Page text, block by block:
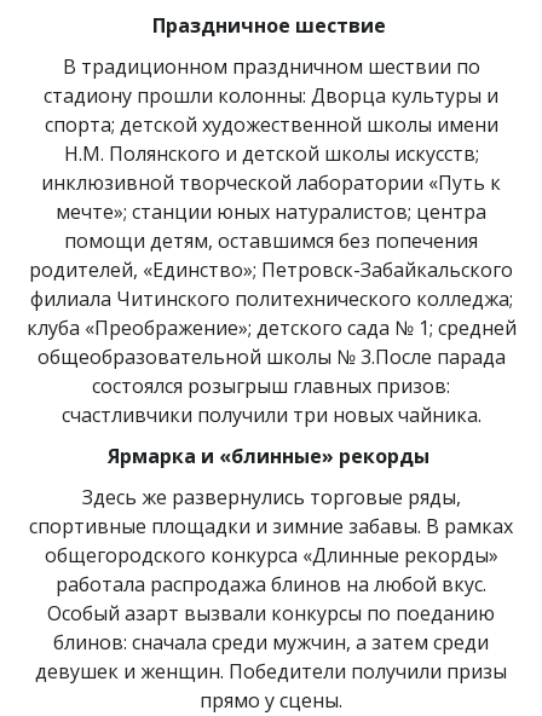
Праздничное шествие
В традиционном праздничном шествии по
стадиону прошли колонны: Дворца культуры и
спорта; детской художественной школы имени
Н.М. Полянского и детской школы искусств;
инклюзивной творческой лаборатории «Путь к
мечте»; станции юных натуралистов; центра
помощи детям, оставшимся без попечения
родителей, «Единство»; Петровск-Забайкальского
филиала Читинского политехнического колледжа;
клуба «Преображение»; детского сада № 1; средней
общеобразовательной школы № 3.После парада
состоялся розыгрыш главных призов:
счастливчики получили три новых чайника.
Ярмарка и «блинные» рекорды
Здесь же развернулись торговые ряды,
спортивные площадки и зимние забавы. В рамках
общегородского конкурса «Длинные рекорды»
работала распродажа блинов на любой вкус.
Особый азарт вызвали конкурсы по поеданию
блинов: сначала среди мужчин, а затем среди
девушек и женщин. Победители получили призы
прямо у сцены.